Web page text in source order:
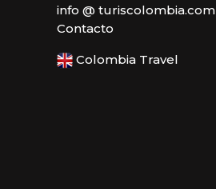
info @ turiscolombia.com
Contacto
Colombia Travel